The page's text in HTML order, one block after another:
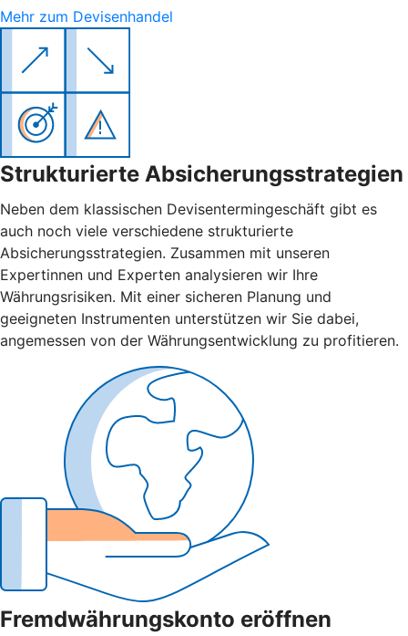
Mehr zum Devisenhandel
Strukturierte Absicherungsstrategien
Neben dem klassischen Devisentermingeschäft gibt es
auch noch viele verschiedene strukturierte
Absicherungsstrategien. Zusammen mit unseren
Expertinnen und Experten analysieren wir Ihre
Währungsrisiken. Mit einer sicheren Planung und
geeigneten Instrumenten unterstützen wir Sie dabei,
angemessen von der Währungsentwicklung zu profitieren.
Fremdwährungskonto eröffnen